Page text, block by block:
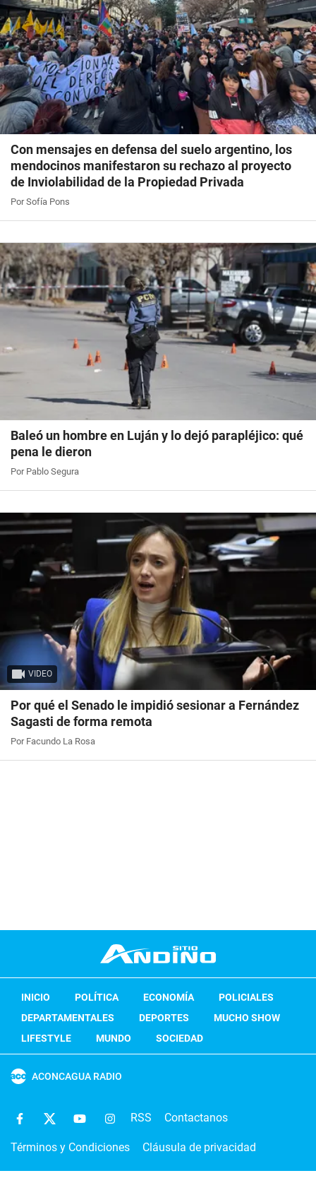
Con mensajes en defensa del suelo argentino, los
mendocinos manifestaron su rechazo al proyecto
de Inviolabilidad de la Propiedad Privada
Por Sofía Pons
Baleó un hombre en Luján y lo dejó parapléjico: qué
pena le dieron
Por Pablo Segura
VIDEO
Por qué el Senado le impidió sesionar a Fernández
Sagasti de forma remota
Por Facundo La Rosa
INICIO POLÍTICA ECONOMÍA
POLICIALES
DEPARTAMENTALES
DEPORTES
MUCHO SHOW
LIFESTYLE
MUNDO SOCIEDAD
ACONCAGUA RADIO
RSS Contactanos
Términos y Condiciones Cláusula de privacidad